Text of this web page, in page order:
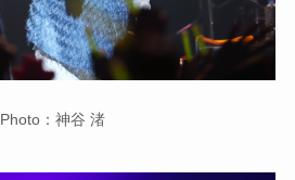
Photo：神谷 渚